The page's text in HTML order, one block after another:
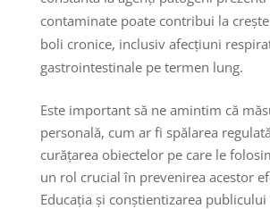
contaminate poate contribui la
boli cronice, inclusiv afecțiuni
gastrointestinale pe termen lung.
Este important să ne amintim că
personală, cum ar fi spălarea
curățarea obiectelor pe care le
un rol crucial în prevenirea acestor
Educația și conștientizarea